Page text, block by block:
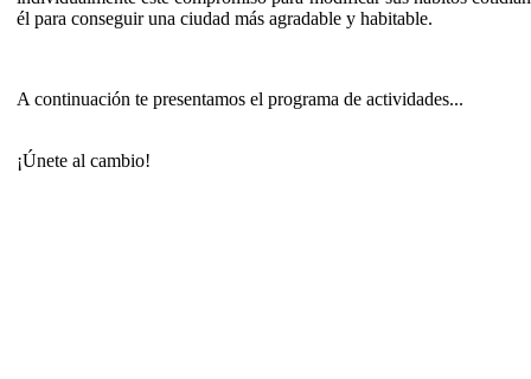
él para conseguir una ciudad más agradable y habitable.
A continuación te presentamos el programa de actividades...
¡Únete al cambio!